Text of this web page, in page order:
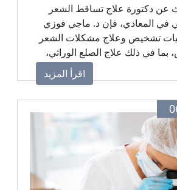
عن دكتورة علاج تساقط الشعر
في المعادي، فإن د. ماجي فوزي
تشخيص وعلاج مشكلات الشعر
بما في ذلك علاج الصلع الوراثي،
بصيلات الشعر، باستخدام خطط
وتقنيات حديثة مثل البلازما
أفضل النتائج واستعادة كثافة
بصورة طبيعية وآمنة.
اقرأ المزيد